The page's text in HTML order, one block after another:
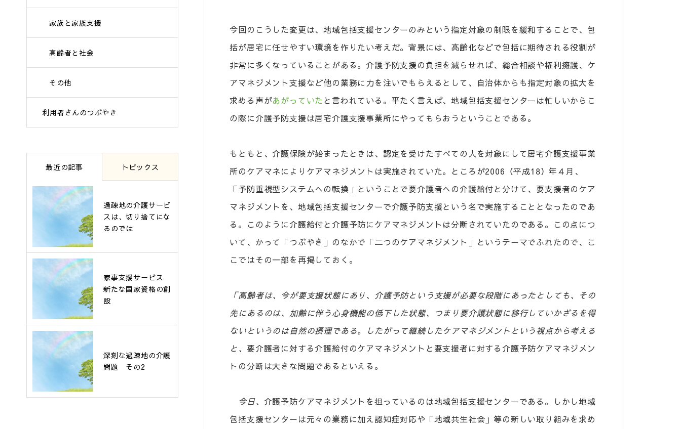
家族と家族支援
高齢者と社会
その他
利用者さんのつぶやき
今回のこうした変更は、地域包括支援センターのみという指定対象の制限を緩和することで、包
括が居宅に任せやすい環境を作りたい考えだ。背景には、高齢化などで包括に期待される役割が
非常に多くなっていることがある。介護予防支援の負担を減らせれば、総合相談や権利擁護、ケ
アマネジメント支援など他の業務に力を注いでもらえるとして、自治体からも指定対象の拡大を
求める声があがっていたと言われている。平たく言えば、地域包括支援センターは忙しいからこ
の際に介護予防支援は居宅介護支援事業所にやってもらおうということである。
もともと、介護保険が始まったときは、認定を受けたすべての人を対象にして居宅介護支援事業
所のケアマネによりケアマネジメントは実施されていた。ところが2006（平成18）年４月、
「予防重視型システムへの転換」ということで要介護者への介護給付と分けて、要支援者のケア
マネジメントを、地域包括支援センターで介護予防支援という名で実施することとなったのであ
る。このように介護給付と介護予防にケアマネジメントは分断されていたのである。この点につ
いて、かって「つぶやき」のなかで「二つのケアマネジメント」というテーマでふれたので、こ
こではその一部を再掲しておく。
「高齢者は、今が要支援状態にあり、介護予防という支援が必要な段階にあったとしても、その
先にあるのは、加齢に伴う心身機能の低下した状態、つまり要介護状態に移行していかざるを得
ないというのは自然の摂理である。したがって継続したケアマネジメントという視点から考える
と、 要介護者に対する介護給付のケアマネジメントと要支援者に対する介護予防ケアマネジメン
トの分断は大きな問題であるといえる。
今日、 介護予防ケアマネジメントを担っているのは地域包括支援センターである。しかし地域
包括支援センターは元々の業務に加え認知症対応や「地域共生社会」等の新しい取り組みを求め
最近の記事 トピックス
過疎地の介護サービ
スは、切り捨てにな
るのでは
家事支援サービス
新たな国家資格の創
設
深刻な過疎地の介護
問題 その2